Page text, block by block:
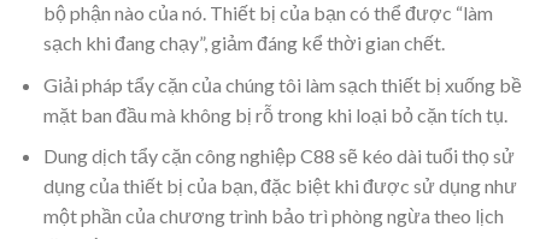
bộ phận nào của nó. Thiết bị của bạn có thể được “làm
sạch khi đang chạy”, giảm đáng kể thời gian chết.
Giải pháp tẩy cặn của chúng tôi làm sạch thiết bị xuống bề
mặt ban đầu mà không bị rỗ trong khi loại bỏ cặn tích tụ.
Dung dịch tẩy cặn công nghiệp C88 sẽ kéo dài tuổi thọ sử
dụng của thiết bị của bạn, đặc biệt khi được sử dụng như
một phần của chương trình bảo trì phòng ngừa theo lịch